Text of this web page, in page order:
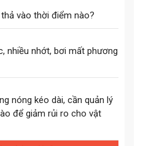
vào thời điểm nào?
nhiều nhớt, bơi mất phương
nóng kéo dài, cần quản lý
để giảm rủi ro cho vật